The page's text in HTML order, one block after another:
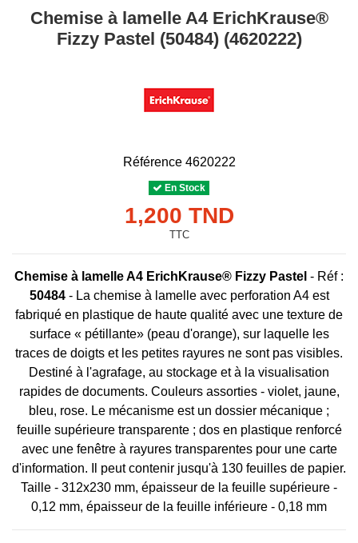
Chemise à lamelle A4 ErichKrause®
Fizzy Pastel (50484) (4620222)
Référence 4620222
En Stock
1,200 TND
TTC
Chemise à lamelle A4 ErichKrause® Fizzy Pastel - Réf :
50484- La chemise à lamelle avec perforation A4 est
fabriqué en plastique de haute qualité avec une texture de
surface « pétillante» (peau d'orange), sur laquelle les
traces de doigts et les petites rayures ne sont pas visibles.
Destiné à l'agrafage, au stockage et à la visualisation
rapides de documents. Couleurs assorties - violet, jaune,
bleu, rose. Le mécanisme est un dossier mécanique ;
feuille supérieure transparente ; dos en plastique renforcé
avec une fenêtre à rayures transparentes pour une carte
d'information. Il peut contenir jusqu'à 130 feuilles de papier.
Taille - 312x230 mm, épaisseur de la feuille supérieure -
0,12 mm, épaisseur de la feuille inférieure - 0,18 mm